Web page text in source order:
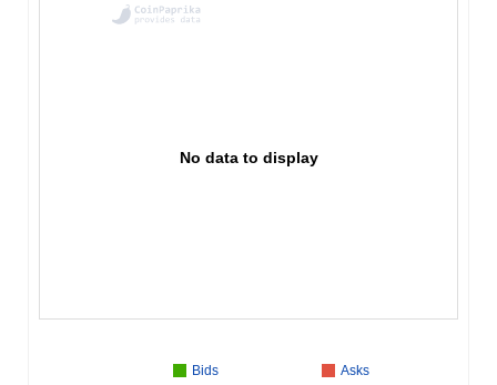
No data to display
Bids
Asks